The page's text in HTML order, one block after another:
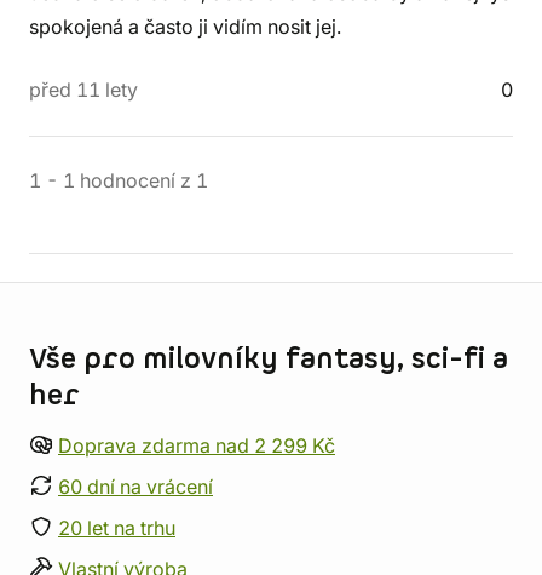
spokojená a často ji vidím nosit jej.
před 11 lety 0
1 - 1 hodnocení z 1
Vše pro milovníky fantasy, sci-fi a
her
Doprava zdarma nad 2 299 Kč
60 dní na vrácení
20 let na trhu
Vlastní výroba